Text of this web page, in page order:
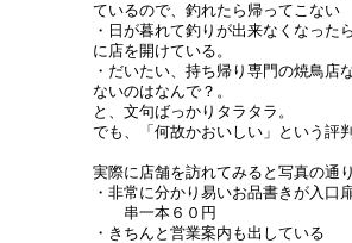
ているので、釣れたら帰ってこない
・日が暮れて釣りが出来なくなった
に店を開けている。
・だいたい、持ち帰り専門の焼鳥店
ないのはなんで？。
と、文句ばっかりタラタラ。
でも、「何故かおいしい」という評判
実際に店舗を訪れてみると写真の通り
・非常に分かり易いお品書きが入口
串一本６０円
・きちんと営業案内も出している